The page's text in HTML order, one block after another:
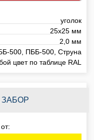
уголок
25х25 мм
2,0 мм
500, ПББ-500, Струна
цвет по таблице RAL